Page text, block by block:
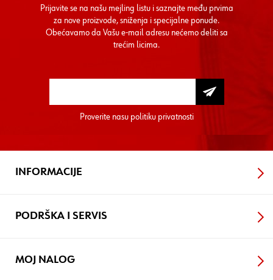
Prijavite se na našu mejling listu i saznajte među prvima
za nove proizvode, sniženja i specijalne ponude.
Obećavamo da Vašu e-mail adresu nećemo deliti sa
trećim licima.
Proverite nasu politiku privatnosti
INFORMACIJE
PODRŠKA I SERVIS
MOJ NALOG